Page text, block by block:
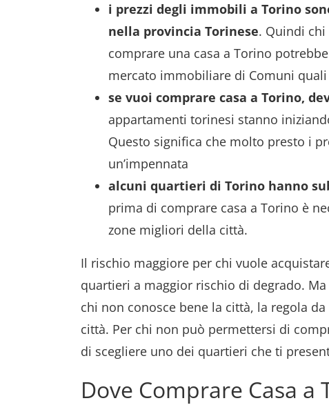
i prezzi degli immobili a Torino
nella provincia Torinese. Quindi
comprare una casa a Torino
mercato immobiliare di Comuni
se vuoi comprare casa a Torino,
appartamenti torinesi stanno
Questo significa che molto presto i
un’impennata
alcuni quartieri di Torino hanno
prima di comprare casa a Torino è
zone migliori della città.
Il rischio maggiore per chi vuole
quartieri a maggior rischio di degrado.
chi non conosce bene la città, la regola
città. Per chi non può permettersi di
di scegliere uno dei quartieri che ti
Dove Comprare Casa a